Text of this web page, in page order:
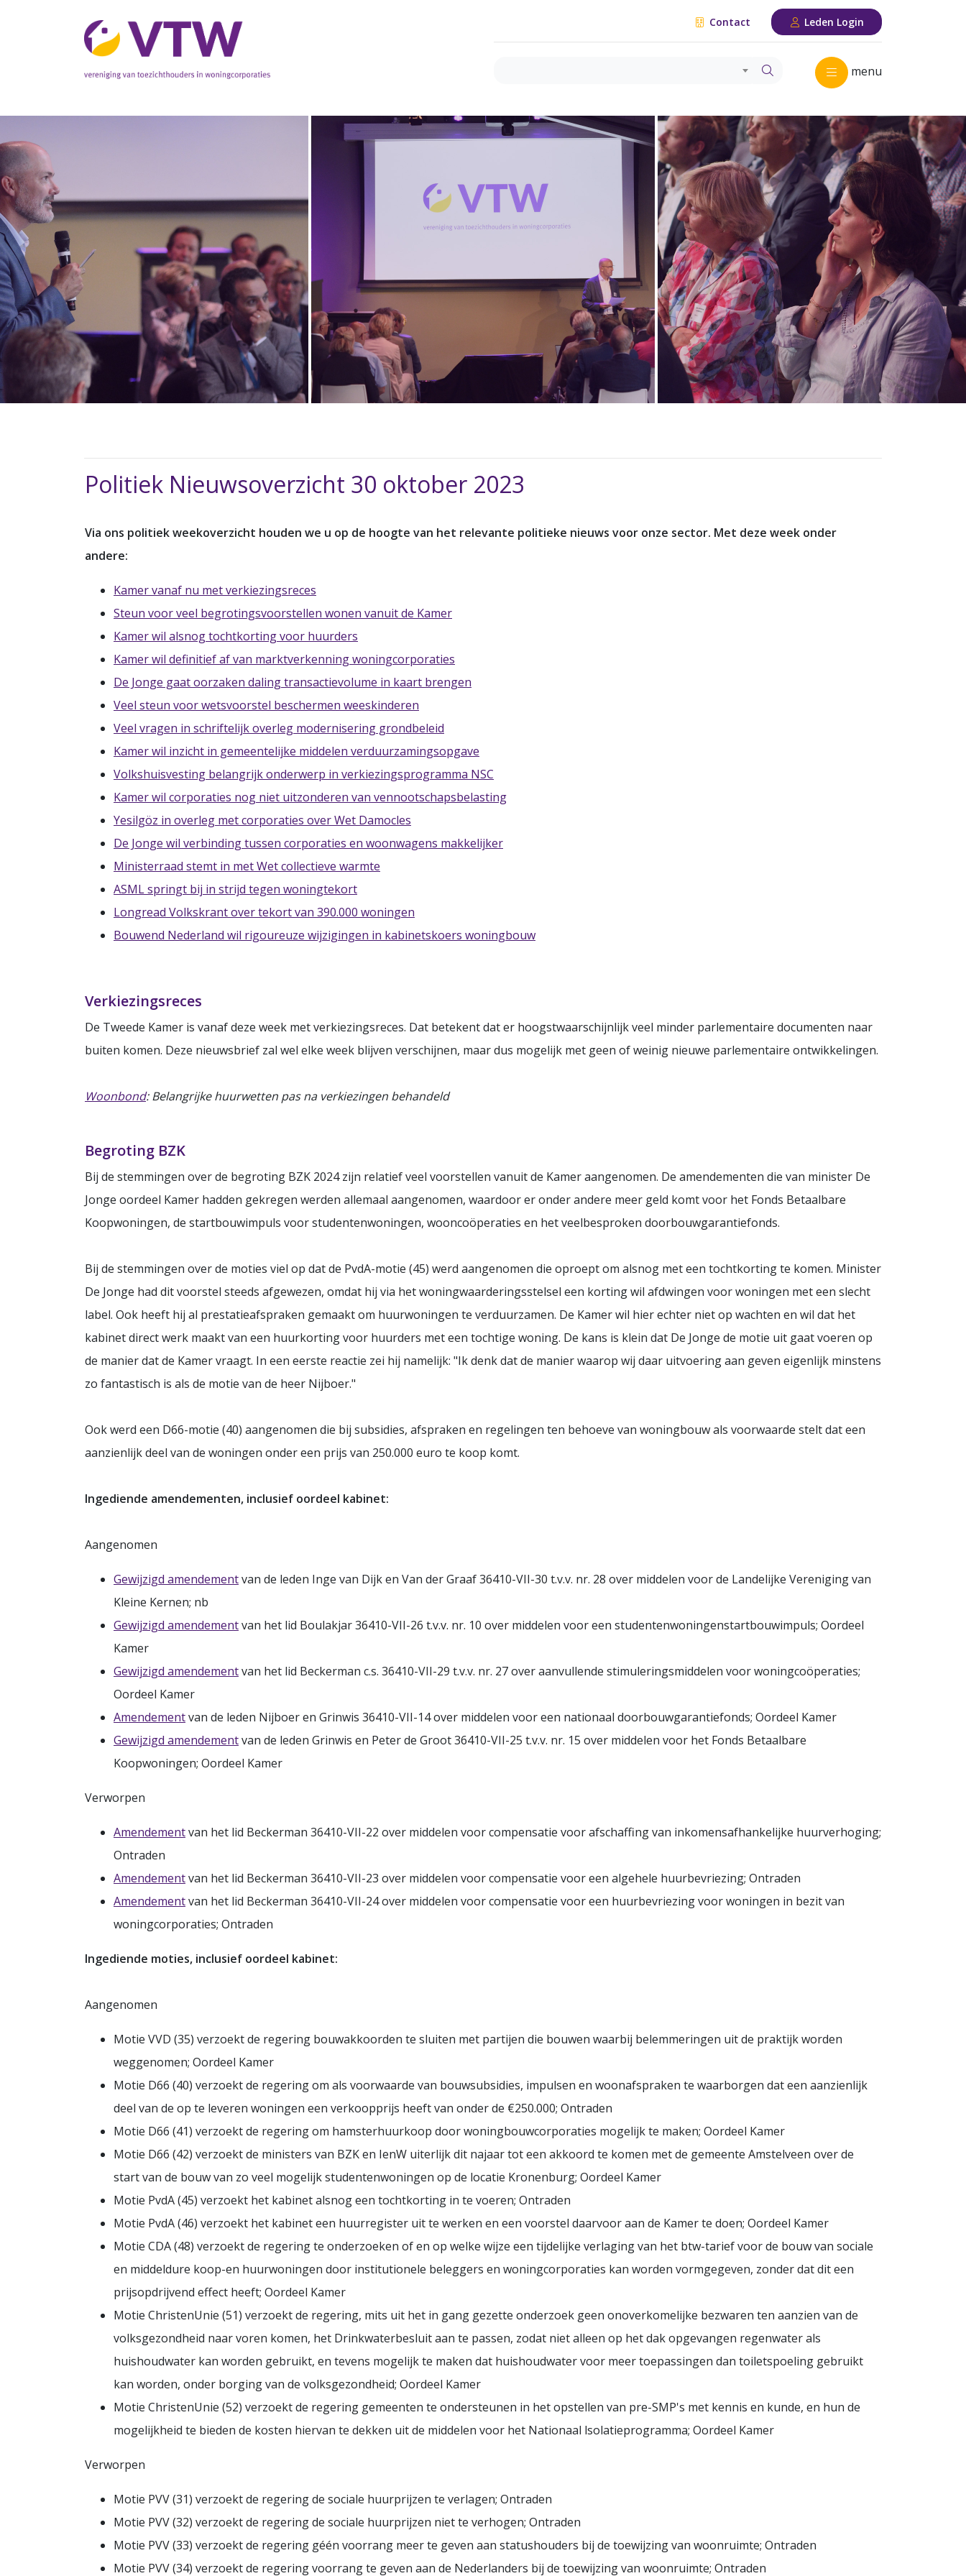
Contact Leden Login
menu
Politiek Nieuwsoverzicht 30 oktober 2023
Via ons politiek weekoverzicht houden we u op de hoogte van het relevante politieke nieuws voor onze sector. Met deze week onder
andere:
Kamer vanaf nu met verkiezingsreces
Steun voor veel begrotingsvoorstellen wonen vanuit de Kamer
Kamer wil alsnog tochtkorting voor huurders
Kamer wil definitief af van marktverkenning woningcorporaties
De Jonge gaat oorzaken daling transactievolume in kaart brengen
Veel steun voor wetsvoorstel beschermen weeskinderen
Veel vragen in schriftelijk overleg modernisering grondbeleid
Kamer wil inzicht in gemeentelijke middelen verduurzamingsopgave
Volkshuisvesting belangrijk onderwerp in verkiezingsprogramma NSC
Kamer wil corporaties nog niet uitzonderen van vennootschapsbelasting
Yesilgöz in overleg met corporaties over Wet Damocles
De Jonge wil verbinding tussen corporaties en woonwagens makkelijker
Ministerraad stemt in met Wet collectieve warmte
ASML springt bij in strijd tegen woningtekort
Longread Volkskrant over tekort van 390.000 woningen
Bouwend Nederland wil rigoureuze wijzigingen in kabinetskoers woningbouw
Verkiezingsreces
De Tweede Kamer is vanaf deze week met verkiezingsreces. Dat betekent dat er hoogstwaarschijnlijk veel minder parlementaire documenten naar
buiten komen. Deze nieuwsbrief zal wel elke week blijven verschijnen, maar dus mogelijk met geen of weinig nieuwe parlementaire ontwikkelingen.
Woonbond: Belangrijke huurwetten pas na verkiezingen behandeld
Begroting BZK
Bij de stemmingen over de begroting BZK 2024 zijn relatief veel voorstellen vanuit de Kamer aangenomen. De amendementen die van minister De
Jonge oordeel Kamer hadden gekregen werden allemaal aangenomen, waardoor er onder andere meer geld komt voor het Fonds Betaalbare
Koopwoningen, de startbouwimpuls voor studentenwoningen, wooncoöperaties en het veelbesproken doorbouwgarantiefonds.
Bij de stemmingen over de moties viel op dat de PvdA-motie (45) werd aangenomen die oproept om alsnog met een tochtkorting te komen. Minister
De Jonge had dit voorstel steeds afgewezen, omdat hij via het woningwaarderingsstelsel een korting wil afdwingen voor woningen met een slecht
label. Ook heeft hij al prestatieafspraken gemaakt om huurwoningen te verduurzamen. De Kamer wil hier echter niet op wachten en wil dat het
kabinet direct werk maakt van een huurkorting voor huurders met een tochtige woning. De kans is klein dat De Jonge de motie uit gaat voeren op
de manier dat de Kamer vraagt. In een eerste reactie zei hij namelijk: "Ik denk dat de manier waarop wij daar uitvoering aan geven eigenlijk minstens
zo fantastisch is als de motie van de heer Nijboer."
Ook werd een D66-motie (40) aangenomen die bij subsidies, afspraken en regelingen ten behoeve van woningbouw als voorwaarde stelt dat een
aanzienlijk deel van de woningen onder een prijs van 250.000 euro te koop komt.
Ingediende amendementen, inclusief oordeel kabinet:
Aangenomen
Gewijzigd amendementvan de leden Inge van Dijk en Van der Graaf 36410-VII-30 t.v.v. nr. 28 over middelen voor de Landelijke Vereniging van
Kleine Kernen; nb
Gewijzigd amendementvan het lid Boulakjar 36410-VII-26 t.v.v. nr. 10 over middelen voor een studentenwoningenstartbouwimpuls; Oordeel
Kamer
Gewijzigd amendementvan het lid Beckerman c.s. 36410-VII-29 t.v.v. nr. 27 over aanvullende stimuleringsmiddelen voor woningcoöperaties;
Oordeel Kamer
Amendementvan de leden Nijboer en Grinwis 36410-VII-14 over middelen voor een nationaal doorbouwgarantiefonds; Oordeel Kamer
Gewijzigd amendementvan de leden Grinwis en Peter de Groot 36410-VII-25 t.v.v. nr. 15 over middelen voor het Fonds Betaalbare
Koopwoningen; Oordeel Kamer
Verworpen
Amendementvan het lid Beckerman 36410-VII-22 over middelen voor compensatie voor afschaffing van inkomensafhankelijke huurverhoging;
Ontraden
Amendementvan het lid Beckerman 36410-VII-23 over middelen voor compensatie voor een algehele huurbevriezing; Ontraden
Amendementvan het lid Beckerman 36410-VII-24 over middelen voor compensatie voor een huurbevriezing voor woningen in bezit van
woningcorporaties; Ontraden
Ingediende moties, inclusief oordeel kabinet:
Aangenomen
Motie VVD (35) verzoekt de regering bouwakkoorden te sluiten met partijen die bouwen waarbij belemmeringen uit de praktijk worden
weggenomen; Oordeel Kamer
Motie D66 (40) verzoekt de regering om als voorwaarde van bouwsubsidies, impulsen en woonafspraken te waarborgen dat een aanzienlijk
deel van de op te leveren woningen een verkoopprijs heeft van onder de €250.000; Ontraden
Motie D66 (41) verzoekt de regering om hamsterhuurkoop door woningbouwcorporaties mogelijk te maken; Oordeel Kamer
Motie D66 (42) verzoekt de ministers van BZK en IenW uiterlijk dit najaar tot een akkoord te komen met de gemeente Amstelveen over de
start van de bouw van zo veel mogelijk studentenwoningen op de locatie Kronenburg; Oordeel Kamer
Motie PvdA (45) verzoekt het kabinet alsnog een tochtkorting in te voeren; Ontraden
Motie PvdA (46) verzoekt het kabinet een huurregister uit te werken en een voorstel daarvoor aan de Kamer te doen; Oordeel Kamer
Motie CDA (48) verzoekt de regering te onderzoeken of en op welke wijze een tijdelijke verlaging van het btw-tarief voor de bouw van sociale
en middeldure koop-en huurwoningen door institutionele beleggers en woningcorporaties kan worden vormgegeven, zonder dat dit een
prijsopdrijvend effect heeft; Oordeel Kamer
Motie ChristenUnie (51) verzoekt de regering, mits uit het in gang gezette onderzoek geen onoverkomelijke bezwaren ten aanzien van de
volksgezondheid naar voren komen, het Drinkwaterbesluit aan te passen, zodat niet alleen op het dak opgevangen regenwater als
huishoudwater kan worden gebruikt, en tevens mogelijk te maken dat huishoudwater voor meer toepassingen dan toiletspoeling gebruikt
kan worden, onder borging van de volksgezondheid; Oordeel Kamer
Motie ChristenUnie (52) verzoekt de regering gemeenten te ondersteunen in het opstellen van pre-SMP's met kennis en kunde, en hun de
mogelijkheid te bieden de kosten hiervan te dekken uit de middelen voor het Nationaal lsolatieprogramma; Oordeel Kamer
Verworpen
Motie PVV (31) verzoekt de regering de sociale huurprijzen te verlagen; Ontraden
Motie PVV (32) verzoekt de regering de sociale huurprijzen niet te verhogen; Ontraden
Motie PVV (33) verzoekt de regering géén voorrang meer te geven aan statushouders bij de toewijzing van woonruimte; Ontraden
Motie PVV (34) verzoekt de regering voorrang te geven aan de Nederlanders bij de toewijzing van woonruimte; Ontraden